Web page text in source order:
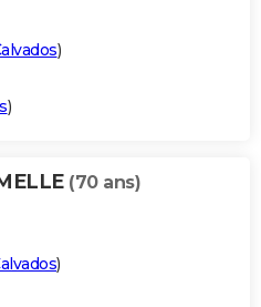
)
)
(70 ans)
)